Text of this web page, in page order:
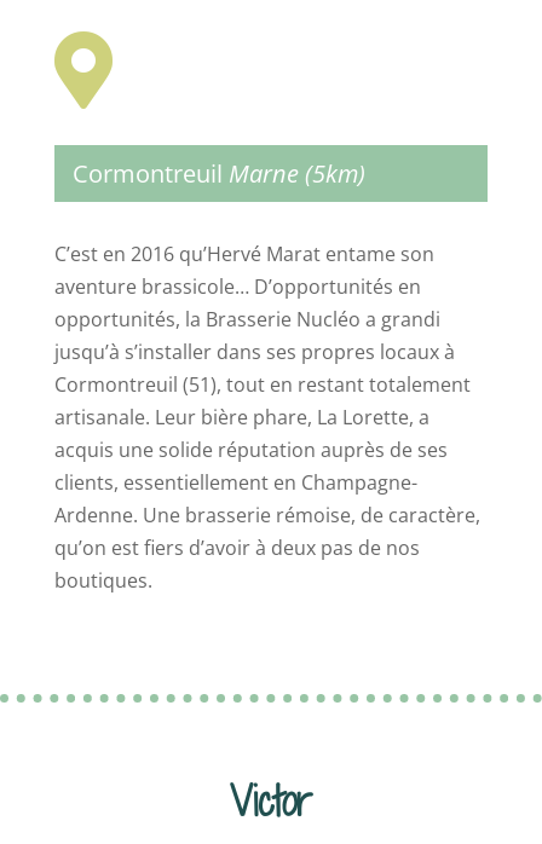

Cormontreuil Marne (5km)
C’est en 2016 qu’Hervé Marat entame son
aventure brassicole… D’opportunités en
opportunités, la Brasserie Nucléo a grandi
jusqu’à s’installer dans ses propres locaux à
Cormontreuil (51), tout en restant totalement
artisanale. Leur bière phare, La Lorette, a
acquis une solide réputation auprès de ses
clients, essentiellement en Champagne-
Ardenne. Une brasserie rémoise, de caractère,
qu’on est fiers d’avoir à deux pas de nos
boutiques.
Victor